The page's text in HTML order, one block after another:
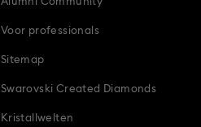
Alumni Community
Voor professionals
Sitemap
Swarovski Created Diamonds
Kristallwelten